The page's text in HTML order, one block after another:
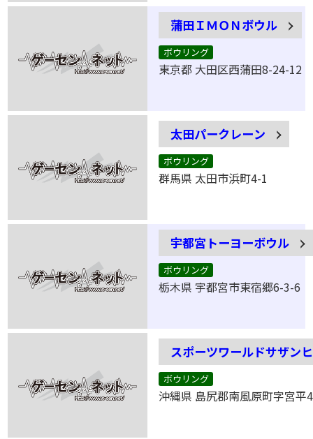
蒲田ＩＭＯＮボウル
ボウリング
東京都 大田区西蒲田8-24-12
太田パークレーン
ボウリング
群馬県 太田市浜町4-1
宇都宮トーヨーボウル
ボウリング
栃木県 宇都宮市東宿郷6-3-6
スポーツワールドサザン
ボウリング
沖縄県 島尻郡南風原町字宮平